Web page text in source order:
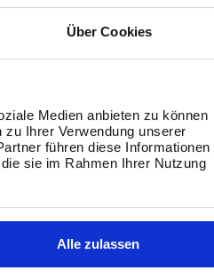
Über Cookies
Medien anbieten zu können
Ihrer Verwendung unserer
führen diese Informationen
sie im Rahmen Ihrer Nutzung
Alle zulassen
Stellenangebote
Intelligence &
The Information